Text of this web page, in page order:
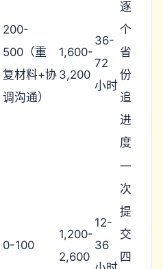
200-
500（重
复材料+协
调沟通）
1,600-
3,200
36-
72
小时
逐
个
省
份
追
进
度
0-100
1,200-
2,600
12-
36
一
次
提
交
四